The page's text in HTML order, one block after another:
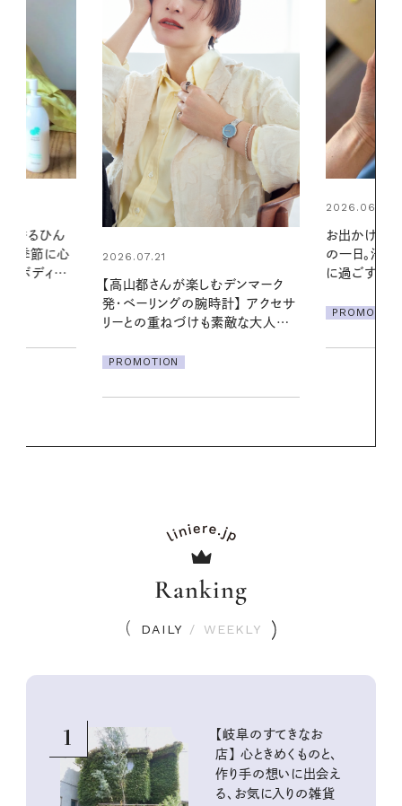
2026.06.01
の一日。汗ばむ季節を「ごきげん」
PROMOTION
2026.06.01
暑い夏のナイ
える夜の爽
Ranking
DAILY / WEEKLY
1
【岐阜のすてきなお
店】 心ときめくものと、
作り手の想いに出会え
る、お気に入りの雑貨